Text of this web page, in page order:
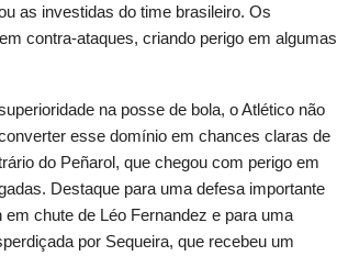
as investidas do time brasileiro. Os
contra-ataques, criando perigo em algumas
na posse de bola, o Atlético não
esse domínio em chances claras de
do Peñarol, que chegou com perigo em
Destaque para uma defesa importante
em chute de Léo Fernandez e para uma
por Sequeira, que recebeu um